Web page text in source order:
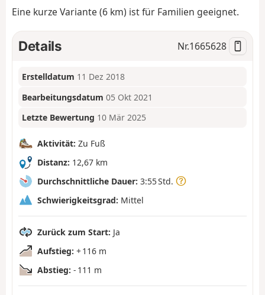
Eine kurze Variante (6 km) ist für Familien geeignet.
Details Nr.1665628
Erstelldatum 11 Dez 2018
Bearbeitungsdatum 05 Okt 2021
Letzte Bewertung 10 Mär 2025
Aktivität: Zu Fuß
Distanz: 12,67 km
Durchschnittliche Dauer: 3:55 Std.
Schwierigkeitsgrad: Mittel
Zurück zum Start: Ja
Aufstieg: + 116 m
Abstieg: - 111 m